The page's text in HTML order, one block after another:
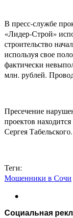
В пресс-службе
«Лидер-Строй»
строительство
используя свое
фактически
млн. рублей.
Пресечение
проектов
Сергея Табельского.
Теги:
Мошенники в Сочи
Социальная